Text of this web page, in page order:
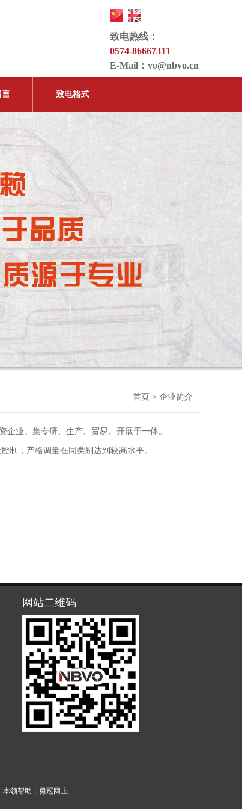
致电热线：
0574-86667311
E-Mail： vo@nbvo.cn
言 致电格式
首页 > 企业简介
业。集专研、生产、贸易、开展于一体。
制，产格调量在同类别达到较高水平。
网站二维码
本领帮助： 勇冠网上